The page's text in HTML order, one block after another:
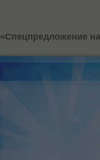
«Спецпредложение